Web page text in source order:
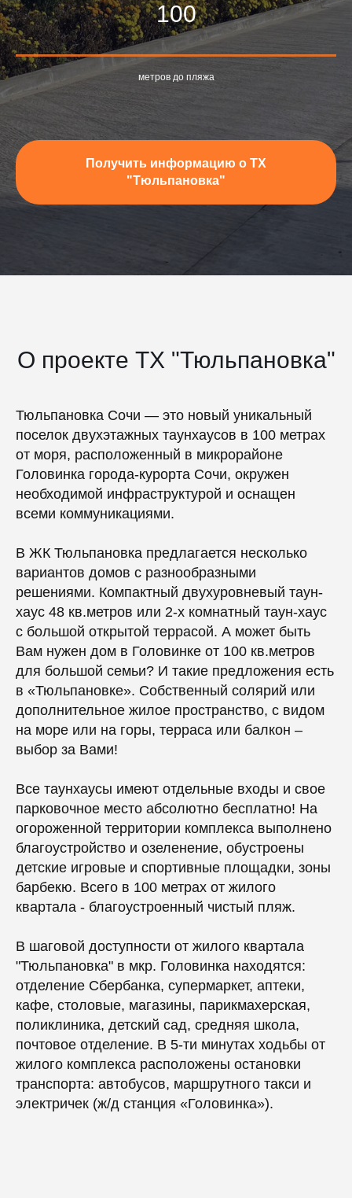
100
метров до пляжа
Получить информацию о ТХ
"Тюльпановка"
О проекте ТХ "Тюльпановка"
Тюльпановка Сочи — это новый уникальный
поселок двухэтажных таунхаусов в 100 метрах
от моря, расположенный в микрорайоне
Головинка города-курорта Сочи, окружен
необходимой инфраструктурой и оснащен
всеми коммуникациями.
В ЖК Тюльпановка предлагается несколько
вариантов домов с разнообразными
решениями. Компактный двухуровневый таун-
хаус 48 кв.метров или 2-х комнатный таун-хаус
с большой открытой террасой. А может быть
Вам нужен дом в Головинке от 100 кв.метров
для большой семьи? И такие предложения есть
в «Тюльпановке». Собственный солярий или
дополнительное жилое пространство, с видом
на море или на горы, терраса или балкон –
выбор за Вами!
Все таунхаусы имеют отдельные входы и свое
парковочное место абсолютно бесплатно! На
огороженной территории комплекса выполнено
благоустройство и озеленение, обустроены
детские игровые и спортивные площадки, зоны
барбекю. Всего в 100 метрах от жилого
квартала - благоустроенный чистый пляж.
В шаговой доступности от жилого квартала
"Тюльпановка" в мкр. Головинка находятся:
отделение Сбербанка, супермаркет, аптеки,
кафе, столовые, магазины, парикмахерская,
поликлиника, детский сад, средняя школа,
почтовое отделение. В 5-ти минутах ходьбы от
жилого комплекса расположены остановки
транспорта: автобусов, маршрутного такси и
электричек (ж/д станция «Головинка»).